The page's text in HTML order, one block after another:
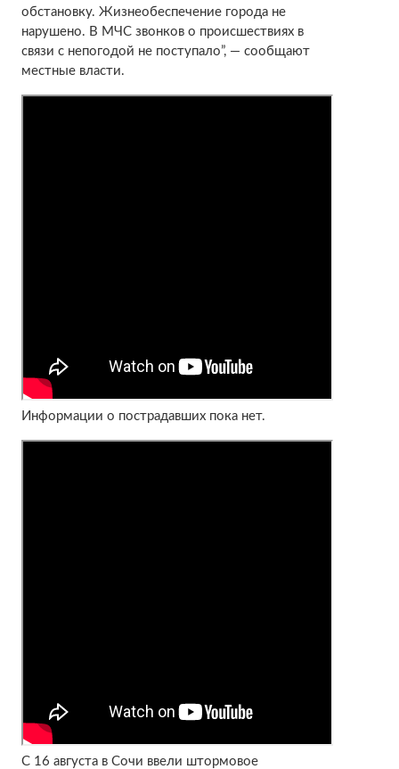
обстановку. Жизнеобеспечение города не
нарушено. В МЧС звонков о происшествиях в
связи с непогодой не поступало”, — сообщают
местные власти.
Информации о пострадавших пока нет.
С 16 августа в Сочи ввели штормовое